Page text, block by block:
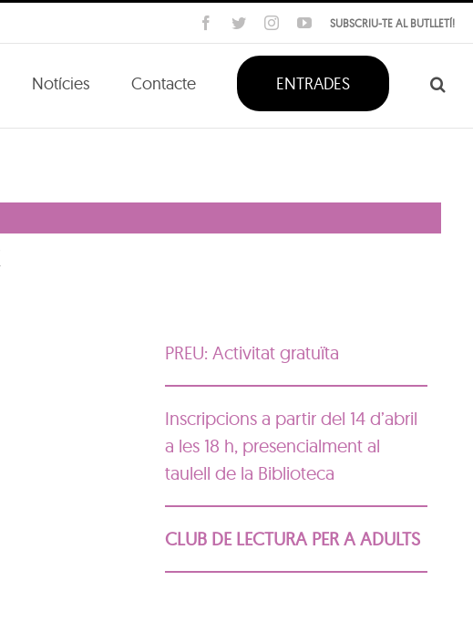
SUBSCRIU-TE AL BUTLLETÍ!
Facebook
TwitterInstagramYouTube
Notícies Contacte ENTRADES
PREU: Activitat gratuïta
Inscripcions a partir del 14 d’abril
a les 18 h, presencialment al
taulell de la Biblioteca
CLUB DE LECTURA PER A ADULTS